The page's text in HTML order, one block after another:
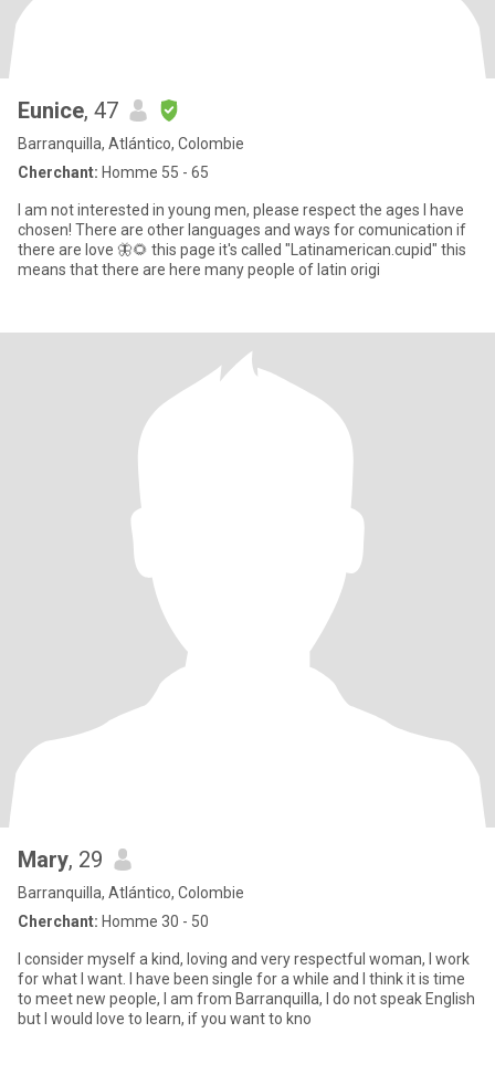
Eunice, 47
Barranquilla, Atlántico, Colombie
Cherchant: Homme 55 - 65
I am not interested in young men, please respect the ages I have
chosen! There are other languages and ways for comunication if
there are love 🦋🌻 this page it's called "Latinamerican.cupid" this
means that there are here many people of latin origi
Mary, 29
Barranquilla, Atlántico, Colombie
Cherchant: Homme 30 - 50
I consider myself a kind, loving and very respectful woman, I work
for what I want. I have been single for a while and I think it is time
to meet new people, I am from Barranquilla, I do not speak English
but I would love to learn, if you want to kno